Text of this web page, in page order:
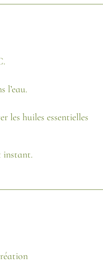
l’eau.
les huiles essentielles
instant.